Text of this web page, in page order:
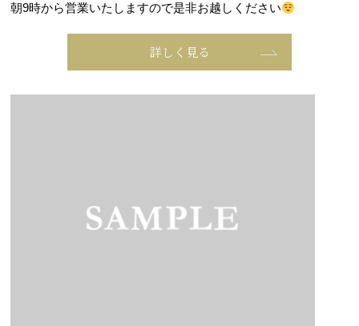
朝9時から営業いたしますので是非お越しください
詳しく見る